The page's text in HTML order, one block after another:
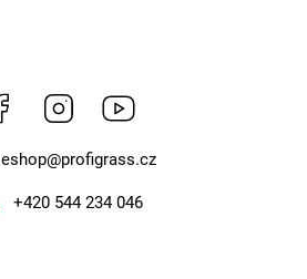
Facebook Instagram
eshop@profigrass.cz
+420 544 234 046